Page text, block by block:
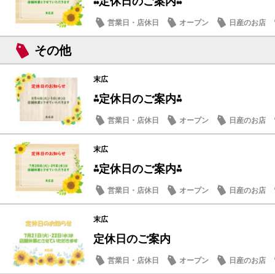
営業日・店休日 オープン 日産のお店
その他
末広
⁂定休日のご案内⁂
営業日・店休日 オープン 日産のお店
末広
⁂定休日のご案内⁂
営業日・店休日 オープン 日産のお店
末広
定休日のご案内
営業日・店休日 オープン 日産のお店